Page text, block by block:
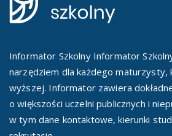
Informator Szkolny Informator
narzędziem dla każdego maturzysty,
wyższej. Informator zawiera
o większości uczelni publicznych i
w tym dane kontaktowe, kierunki